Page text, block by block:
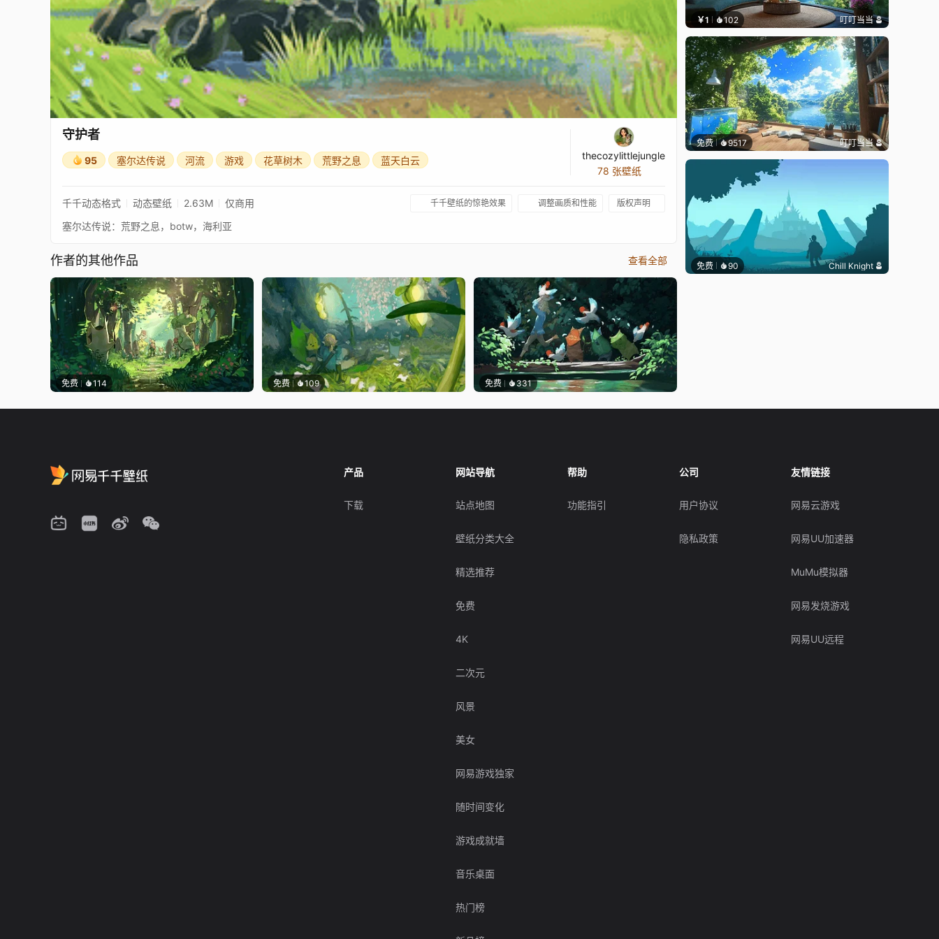
守护者
95 塞尔达传说 河流 游戏 花草树木 荒野之息 蓝天白云
thecozylittlejungle
78 张壁纸
千千动态格式 动态壁纸 2.63M 仅商用 千千壁纸的惊艳效果 调整画质和性能 版权声明
塞尔达传说：荒野之息，botw，海利亚
作者的其他作品 查看全部
免费 114 免费 109 免费 331
￥1 102 叮叮当当
免费 9517 叮叮当当
免费 90 Chill Knight
产品
下载
网站导航
站点地图
壁纸分类大全
精选推荐
免费
4K
二次元
风景
美女
网易游戏独家
随时间变化
游戏成就墙
音乐桌面
热门榜
帮助
功能指引
公司
用户协议
隐私政策
友情链接
网易云游戏
网易UU加速器
MuMu模拟器
网易发烧游戏
网易UU远程